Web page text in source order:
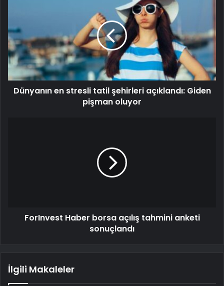
Dünyanın en stresli tatil şehirleri açıklandı: Giden
pişman oluyor
ForInvest Haber borsa açılış tahmini anketi
sonuçlandı
İlgili Makaleler